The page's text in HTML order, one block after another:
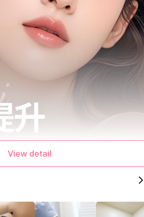
View detail